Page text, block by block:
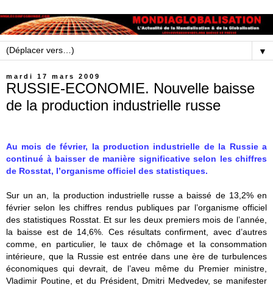
▼
mardi 17 mars 2009
RUSSIE-ECONOMIE. Nouvelle baisse
de la production industrielle russe
Au mois de février, la production industrielle de la Russie a
continué à baisser de manière significative selon les chiffres
de Rosstat, l’organisme officiel des statistiques.
Sur un an, la production industrielle russe a baissé de 13,2% en
février selon les chiffres rendus publiques par l’organisme officiel
des statistiques Rosstat. Et sur les deux premiers mois de l’année,
la baisse est de 14,6%. Ces résultats confirment, avec d’autres
comme, en particulier, le taux de chômage et la consommation
intérieure, que la Russie est entrée dans une ère de turbulences
économiques qui devrait, de l’aveu même du Premier ministre,
Vladimir Poutine, et du Président, Dmitri Medvedev, se manifester